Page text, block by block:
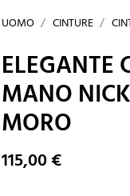
UOMO CINTURE
ELEGANTE
MANO
MORO
115,00 €